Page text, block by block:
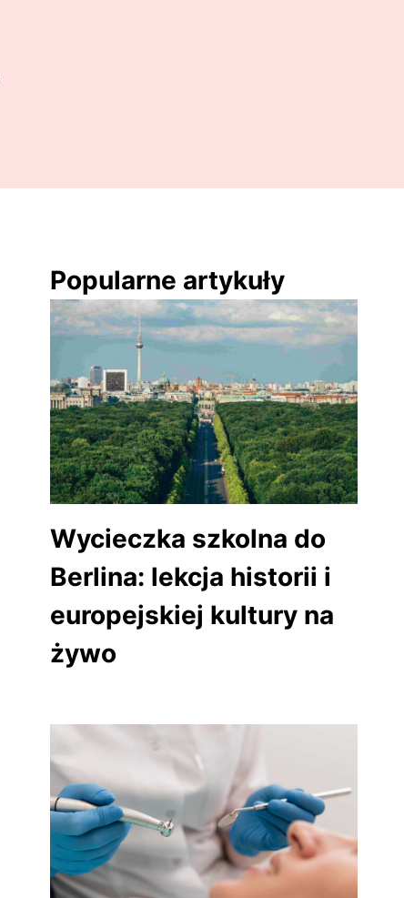
Popularne artykuły
Wycieczka szkolna do
Berlina: lekcja historii i
europejskiej kultury na
żywo